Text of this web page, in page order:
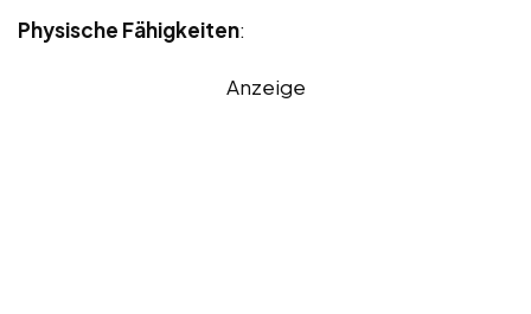
Physische Fähigkeiten:
Anzeige